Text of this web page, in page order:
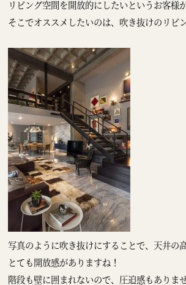
リビング空間を開放的にしたいというお客様
そこでオススメしたいのは、吹き抜けのリビ
写真のように吹き抜けにすることで、天井の
とても開放感がありますね！
階段も壁に囲まれないので、圧迫感もありませ